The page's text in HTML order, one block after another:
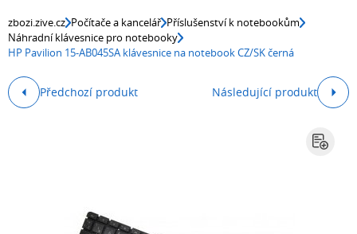
zbozi.zive.cz Počítače a kancelář Příslušenství k notebookům
Náhradní klávesnice pro notebooky
HP Pavilion 15-AB045SA klávesnice na notebook CZ/SK černá
Předchozí produkt Následující produkt